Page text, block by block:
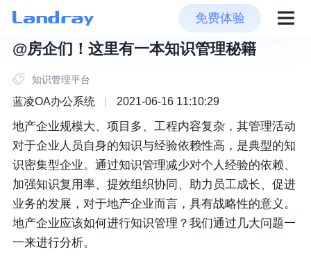
免费体验
@房企们！这里有一本知识管理秘籍
知识管理平台
蓝凌OA办公系统 2021-06-16 11:10:29
地产企业规模大、项目多、工程内容复杂，其管理活动
对于企业人员自身的知识与经验依赖性高，是典型的知
识密集型企业。通过知识管理减少对个人经验的依赖、
加强知识复用率、提效组织协同、助力员工成长、促进
业务的发展，对于地产企业而言，具有战略性的意义。
地产企业应该如何进行知识管理？我们通过几大问题一
一来进行分析。